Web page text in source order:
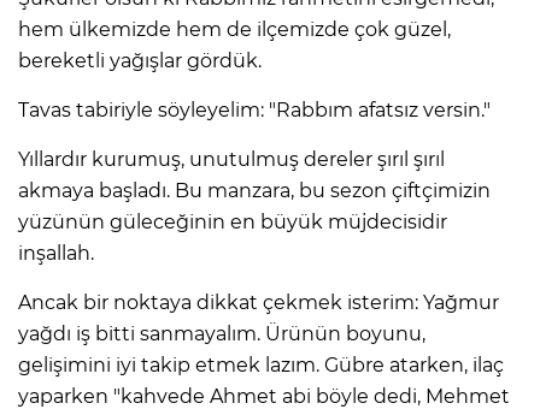
hem ülkemizde hem de ilçemizde çok güzel,
bereketli yağışlar gördük.
Tavas tabiriyle söyleyelim: "Rabbım afatsız versin."
​Yıllardır kurumuş, unutulmuş dereler şırıl şırıl
akmaya başladı. Bu manzara, bu sezon çiftçimizin
yüzünün güleceğinin en büyük müjdecisidir
inşallah.
​Ancak bir noktaya dikkat çekmek isterim: Yağmur
yağdı iş bitti sanmayalım. Ürünün boyunu,
gelişimini iyi takip etmek lazım. Gübre atarken, ilaç
yaparken "kahvede Ahmet abi böyle dedi, Mehmet